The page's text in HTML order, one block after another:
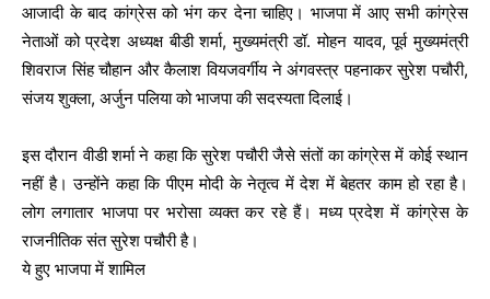
आजादी के बाद कांग्रेस को भंग कर देना चाहिए। भाजपा में आए सभी कांग्रेस
नेताओं को प्रदेश अध्यक्ष बीडी शर्मा, मुख्यमंत्री डॉ. मोहन यादव, पूर्व मुख्यमंत्री
शिवराज सिंह चौहान और कैलाश वियजवर्गीय ने अंगवस्त्र पहनाकर सुरेश पचौरी,
संजय शुक्ला, अर्जुन पलिया को भाजपा की सदस्यता दिलाई।
इस दौरान वीडी शर्मा ने कहा कि सुरेश पचौरी जैसे संतों का कांग्रेस में कोई स्थान
नहीं है। उन्होंने कहा कि पीएम मोदी के नेतृत्व में देश में बेहतर काम हो रहा है।
लोग लगातार भाजपा पर भरोसा व्यक्त कर रहे हैं। मध्य प्रदेश में कांग्रेस के
राजनीतिक संत सुरेश पचौरी है।
ये हुए भाजपा में शामिल